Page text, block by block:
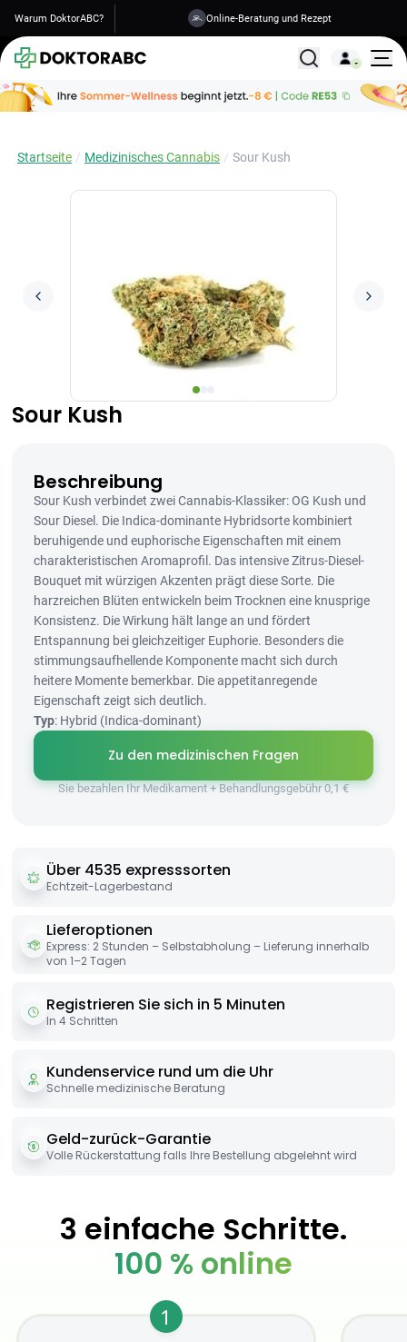
Warum DoktorABC? Online-Beratung und Rezept
Versand in 1-2 Tagen
Alle
Startseite Medizinisches Cannabis Sour Kush
Sour Kush
Beschreibung
Sour Kush verbindet zwei Cannabis-Klassiker: OG Kush und
Sour Diesel. Die Indica-dominante Hybridsorte kombiniert
beruhigende und euphorische Eigenschaften mit einem
charakteristischen Aromaprofil. Das intensive Zitrus-Diesel-
Bouquet mit würzigen Akzenten prägt diese Sorte. Die
harzreichen Blüten entwickeln beim Trocknen eine knusprige
Konsistenz. Die Wirkung hält lange an und fördert
Entspannung bei gleichzeitiger Euphorie. Besonders die
stimmungsaufhellende Komponente macht sich durch
heitere Momente bemerkbar. Die appetitanregende
Eigenschaft zeigt sich deutlich.
Typ: Hybrid (Indica-dominant)
Zu den medizinischen Fragen
Sie bezahlen Ihr Medikament + Behandlungsgebühr 0,1 €
Über 4535 expresssorten
Echtzeit-Lagerbestand
Lieferoptionen
Express: 2 Stunden – Selbstabholung – Lieferung innerhalb
von 1–2 Tagen
Registrieren Sie sich in 5 Minuten
In 4 Schritten
Kundenservice rund um die Uhr
Schnelle medizinische Beratung
Geld-zurück-Garantie
Volle Rückerstattung falls Ihre Bestellung abgelehnt wird
3 einfache Schritte.
100 % online
1